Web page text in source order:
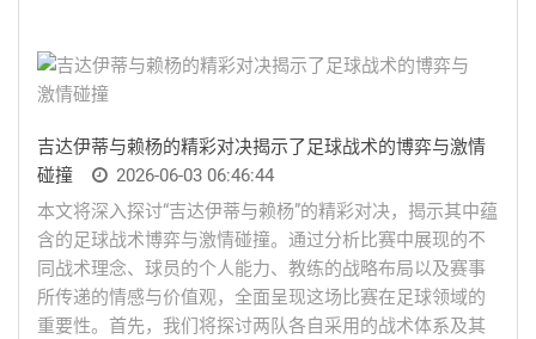
吉达伊蒂与赖杨的精彩对决揭示了足球战术的博弈与激情
碰撞
2026-06-03 06:46:44
本文将深入探讨“吉达伊蒂与赖杨”的精彩对决，揭示其中蕴
含的足球战术博弈与激情碰撞。通过分析比赛中展现的不
同战术理念、球员的个人能力、教练的战略布局以及赛事
所传递的情感与价值观，全面呈现这场比赛在足球领域的
重要性。首先，我们将探讨两队各自采用的战术体系及其